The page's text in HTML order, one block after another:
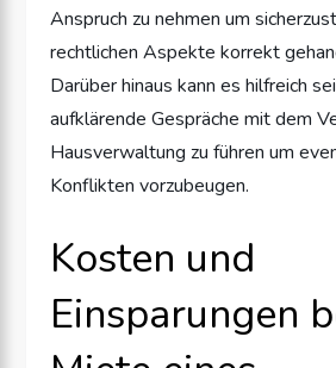
Anspruch zu nehmen um
rechtlichen Aspekte korrekt
Darüber hinaus kann es hilfreich
aufklärende Gespräche mit dem
Hausverwaltung zu führen um
Konflikten vorzubeugen.
Kosten und
Einsparungen